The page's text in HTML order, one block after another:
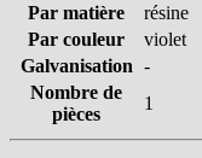
Par matière
résine
Par couleur
violet
Galvanisation -
Nombre de
pièces
1